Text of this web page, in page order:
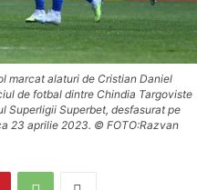
marcat alaturi de Cristian Daniel
de fotbal dintre Chindia Targoviste
Superligii Superbet, desfasurat pe
23 aprilie 2023. © FOTO:Razvan